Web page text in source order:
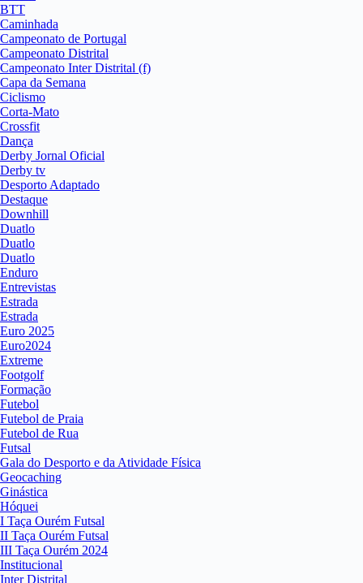
BTT
Caminhada
Campeonato de Portugal
Campeonato Distrital
Campeonato Inter Distrital (f)
Capa da Semana
Ciclismo
Corta-Mato
Crossfit
Dança
Derby Jornal Oficial
Derby tv
Desporto Adaptado
Destaque
Downhill
Duatlo
Duatlo
Duatlo
Enduro
Entrevistas
Estrada
Estrada
Euro 2025
Euro2024
Extreme
Footgolf
Formação
Futebol
Futebol de Praia
Futebol de Rua
Futsal
Gala do Desporto e da Atividade Física
Geocaching
Ginástica
Hóquei
I Taça Ourém Futsal
II Taça Ourém Futsal
III Taça Ourém 2024
Institucional
Inter Distrital